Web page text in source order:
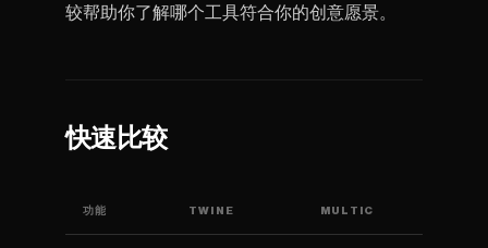
较帮助你了解哪个工具符合你的创意愿景。
快速比较
功能 TWINE MULTIC